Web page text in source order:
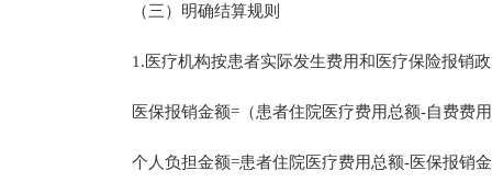
（三）明确结算规则
1.医疗机构按患者实际发生费用和医疗保险报销政
医保报销金额=（患者住院医疗费用总额-自费费用
个人负担金额=患者住院医疗费用总额-医保报销